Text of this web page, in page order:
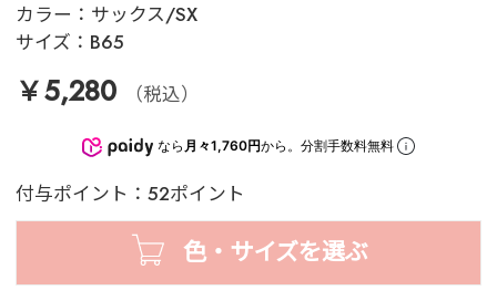
カラー： サックス/SX
サイズ： B65
￥5,280 （税込）
なら 月々1,760円から。分割手数料無料
付与ポイント：52ポイント
色・サイズを選ぶ